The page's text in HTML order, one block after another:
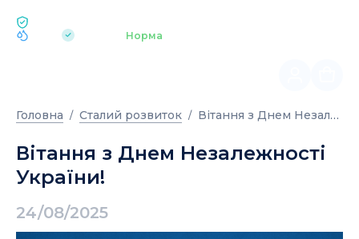
| Норма
Головна Сталий розвиток Вітання з Днем Незалежності України!
Вітання з Днем Незалежності
України!
24/08/2025